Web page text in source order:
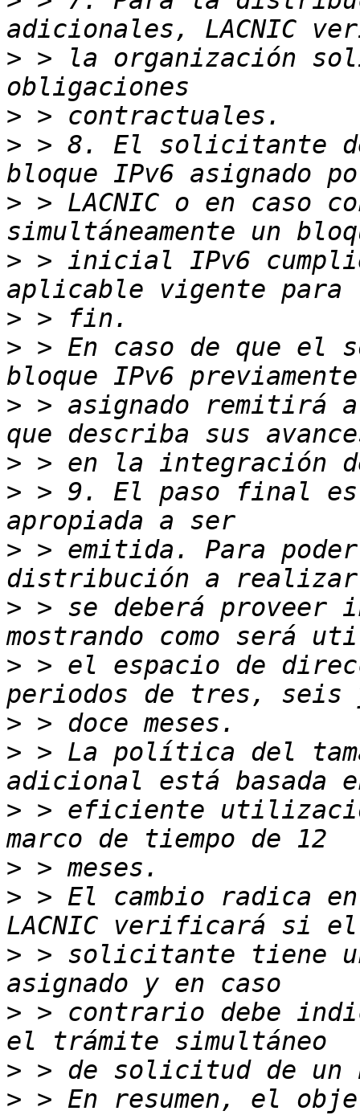
> > la organización
>
> > 8. El solicitante
> > LACNIC o en caso
> > inicial IPv6
>
> > En caso de que el
> > asignado remitirá a
>
> > 9. El paso final
> > emitida. Para
> > se deberá proveer
> > el espacio de
>
> > La política del
> > eficiente
>
> > El cambio radica
> > solicitante tiene
> > contrario debe
>
> > En resumen, el